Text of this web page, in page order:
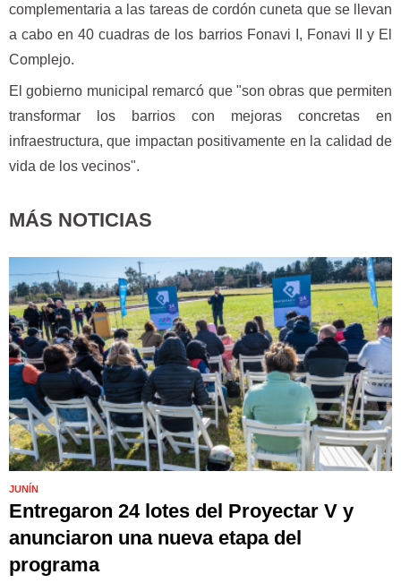
complementaria a las tareas de cordón cuneta que se llevan
a cabo en 40 cuadras de los barrios Fonavi I, Fonavi II y El
Complejo.
El gobierno municipal remarcó que "son obras que permiten
transformar los barrios con mejoras concretas en
infraestructura, que impactan positivamente en la calidad de
vida de los vecinos".
MÁS NOTICIAS
JUNÍN
Entregaron 24 lotes del Proyectar V y
anunciaron una nueva etapa del
programa